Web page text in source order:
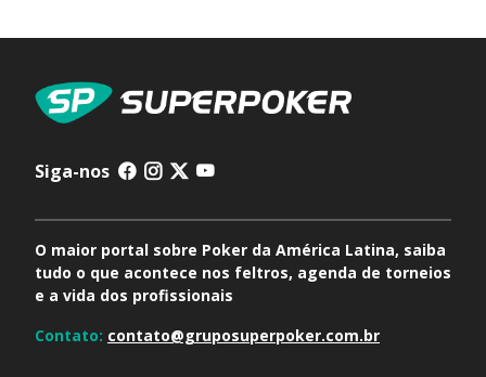
Siga-nos
O maior portal sobre Poker da América Latina, saiba
tudo o que acontece nos feltros, agenda de torneios
e a vida dos profissionais
Contato: contato@gruposuperpoker.com.br